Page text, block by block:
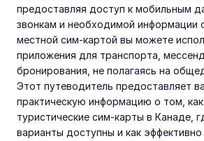
предоставляя доступ к мобильным
звонкам и необходимой информации
местной сим-картой вы можете
приложения для транспорта,
бронирования, не полагаясь на
Этот путеводитель предоставляет
практическую информацию о том, как
туристические сим-карты в Канаде,
варианты доступны и как эффективно